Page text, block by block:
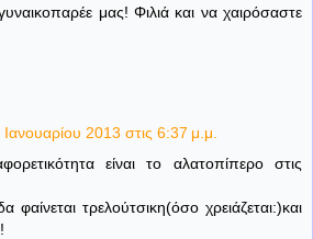
γυναικοπαρέε μας! Φιλιά και να χαιρόσαστε
Ιανουαρίου 2013 στις 6:37 μ.μ.
είναι το αλατοπίπερο στις
τρελούτσικη(όσο χρειάζεται:)και